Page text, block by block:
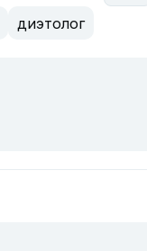
диэтолог